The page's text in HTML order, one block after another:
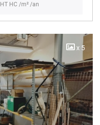
HT HC /m² /an
x 5